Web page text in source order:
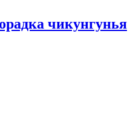
чикунгунья